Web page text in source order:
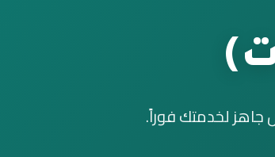
لخدمتك فوراً.